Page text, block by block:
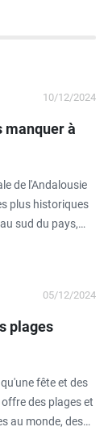
10/12/2024
manquer à
de l'Andalousie
plus historiques
sud du pays,
de nombreux
a une05/12/2024
plages
fête et des
des plages et
au monde, des